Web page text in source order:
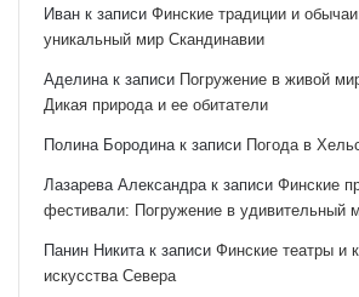
Иван к записи Финские традиции и
уникальный мир Скандинавии
Аделина к записи Погружение в живой
Дикая природа и ее обитатели
Полина Бородина к записи Погода в
Лазарева Александра к записи Финские
фестивали: Погружение в удивительный
Панин Никита к записи Финские театры и
искусства Севера